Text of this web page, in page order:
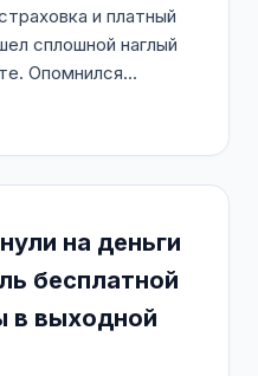
и платный
сплошной наглый
Опомнился...
на деньги
бесплатной
в выходной